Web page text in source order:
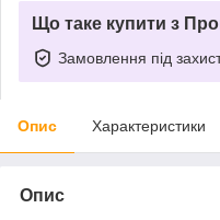
Що таке купити з
Замовлення під
Опис Характеристики
Опис